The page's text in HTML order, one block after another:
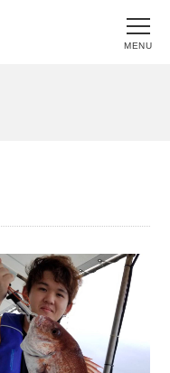
MENU